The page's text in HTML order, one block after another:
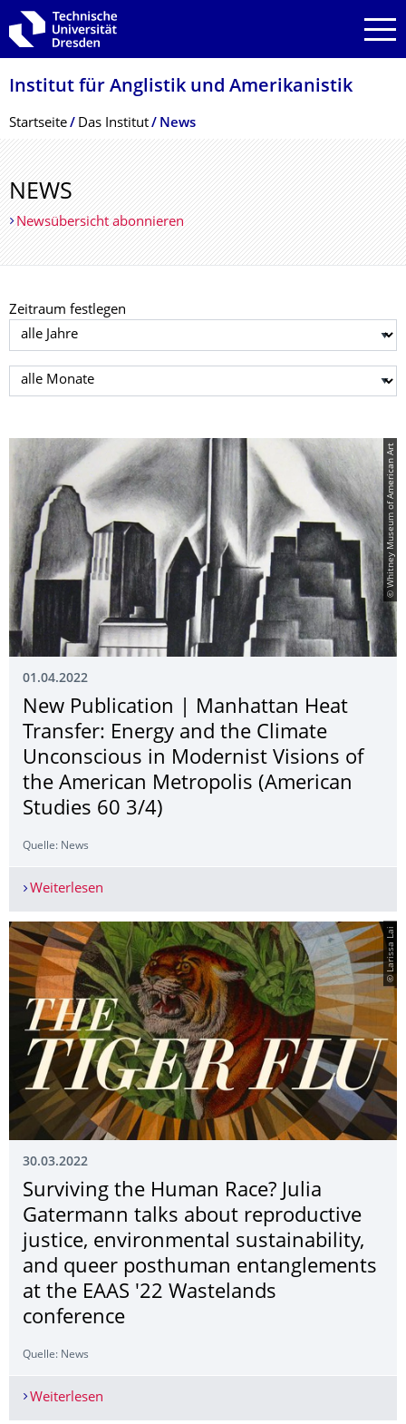
Zur Hauptnavigation springen
Zur Suche springen
Zum Inhalt springen
Institut für Anglistik und Amerikanistik
Breadcrumb-Menü
Startseite Das Institut News
NEWS
Newsübersicht abonnieren
Zeitraum festlegen
Jahr auswählen
Monat auswählen
© Whitney Museum of American Art
01.04.2022
New Publication | Manhattan Heat
Transfer: Energy and the Climate
Unconscious in Modernist Visions of
the American Metropolis (American
Studies 60 3/4)
Quelle: News
Weiterlesen
© Larissa Lai
30.03.2022
Surviving the Human Race? Julia
Gatermann talks about reproductive
justice, environmental sustainability,
and queer posthuman entanglements
at the EAAS '22 Wastelands
conference
Quelle: News
Weiterlesen